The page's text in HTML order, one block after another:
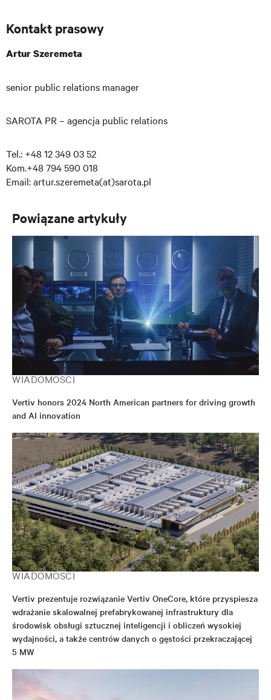
Kontakt prasowy
Artur Szeremeta
senior public relations manager
SAROTA PR – agencja public relations
Tel.: +48 12 349 03 52
Kom.+48 794 590 018
Email: artur.szeremeta(at)sarota.pl
Powiązane artykuły
WIADOMOŚCI
Vertiv honors 2024 North American partners for driving growth
and AI innovation
WIADOMOŚCI
Vertiv prezentuje rozwiązanie Vertiv OneCore, które przyspiesza
wdrażanie skalowalnej prefabrykowanej infrastruktury dla
środowisk obsługi sztucznej inteligencji i obliczeń wysokiej
wydajności, a także centrów danych o gęstości przekraczającej
5 MW